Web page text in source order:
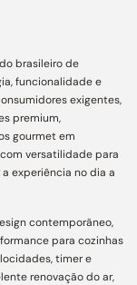
brasileiro de
funcionalidade e
exigentes,
premium,
gourmet em
versatilidade para
experiência no dia a
contemporâneo,
para cozinhas
timer e
renovação do ar,